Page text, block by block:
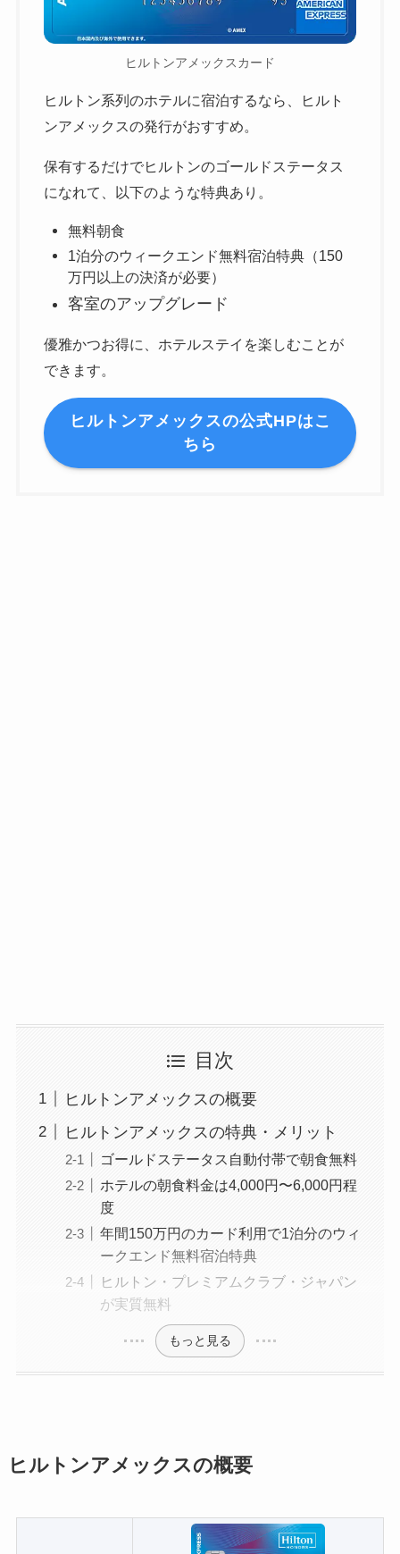
ヒルトンアメックスカード
ヒルトン系列のホテルに宿泊するなら、ヒルト
ンアメックスの発行がおすすめ。
保有するだけでヒルトンのゴールドステータス
になれて、以下のような特典あり。
無料朝食
1泊分のウィークエンド無料宿泊特典（150
万円以上の決済が必要）
客室のアップグレード
優雅かつお得に、ホテルステイを楽しむことが
できます。
ヒルトンアメックスの公式HPはこ
ちら
目次
ヒルトンアメックスの概要
ヒルトンアメックスの特典・メリット
ゴールドステータス自動付帯で朝食無料
ホテルの朝食料金は4,000円〜6,000円程
度
年間150万円のカード利用で1泊分のウィ
ークエンド無料宿泊特典
ヒルトン・プレミアムクラブ・ジャパン
が実質無料
もっと見る
ヒルトンアメックスの概要